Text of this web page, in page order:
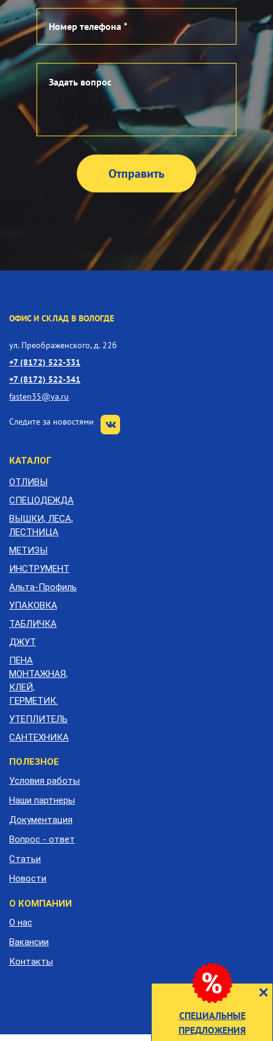
СПЕЦИАЛЬНЫЕ
ПРЕДЛОЖЕНИЯ
ОФИС И СКЛАД В ВОЛОГДЕ
ул. Преображенского, д. 22б
+7 (8172) 522-331
+7 (8172) 522-341
fasten35@ya.ru
Следите за новостями
КАТАЛОГ
ОТЛИВЫ
СПЕЦОДЕЖДА
ВЫШКИ, ЛЕСА,
ЛЕСТНИЦА
МЕТИЗЫ
ИНСТРУМЕНТ
Альта-Профиль
УПАКОВКА
ТАБЛИЧКА
ДЖУТ
ПЕНА
МОНТАЖНАЯ,
КЛЕЙ,
ГЕРМЕТИК.
УТЕПЛИТЕЛЬ
САНТЕХНИКА
Меню
подвала
ПОЛЕЗНОЕ
Условия работы
Наши партнеры
Документация
Вопрос - ответ
Статьи
Новости
О КОМПАНИИ
О нас
Вакансии
Контакты